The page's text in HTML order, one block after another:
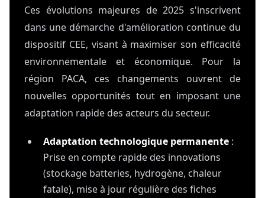
Ces évolutions majeures de 2025 s'inscrivent
dans une démarche d'amélioration continue du
dispositif CEE, visant à maximiser son efficacité
environnementale et économique. Pour la
région PACA, ces changements ouvrent de
nouvelles opportunités tout en imposant une
adaptation rapide des acteurs du secteur.
Adaptation technologique permanente :
Prise en compte rapide des innovations
(stockage batteries, hydrogène, chaleur
fatale), mise à jour régulière des fiches